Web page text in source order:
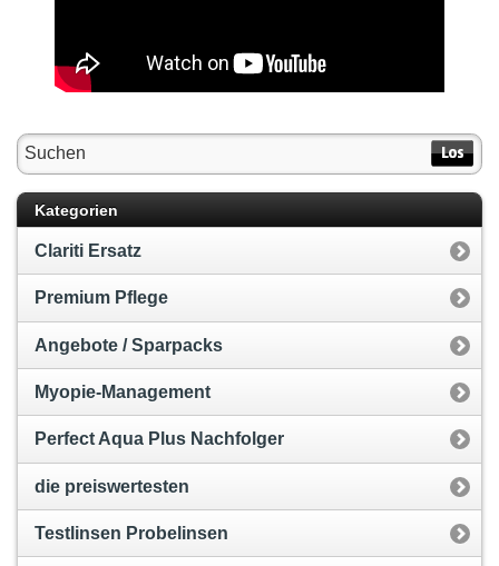
Kategorien
Clariti Ersatz
Premium Pflege
Angebote / Sparpacks
Myopie-Management
Perfect Aqua Plus Nachfolger
die preiswertesten
Testlinsen Probelinsen